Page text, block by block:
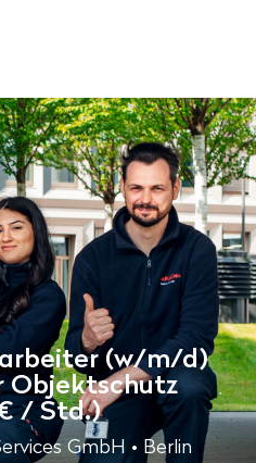
(w/m/d)
/ Std.)
GmbH • Berlin